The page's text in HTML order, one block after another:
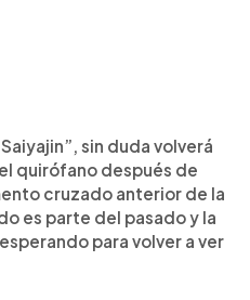
sin duda volverá
quirófano después de
cruzado anterior de la
es parte del pasado y la
para volver a ver